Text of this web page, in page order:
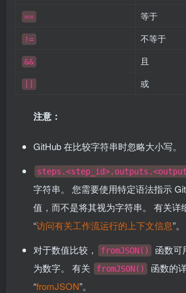
== 等于
!= 不等于
&& 且
或
注意：
GitHub 在比较字符串时忽略大小写。
字符串。 您需要使用特定语法指示
值，而不是将其视为字符串。 有关详
“访问有关工作流运行的上下文信息”。
对于数值比较，
fromJSON()
函数可
为数字。 有关
fromJSON()
函数的
“fromJSON”。